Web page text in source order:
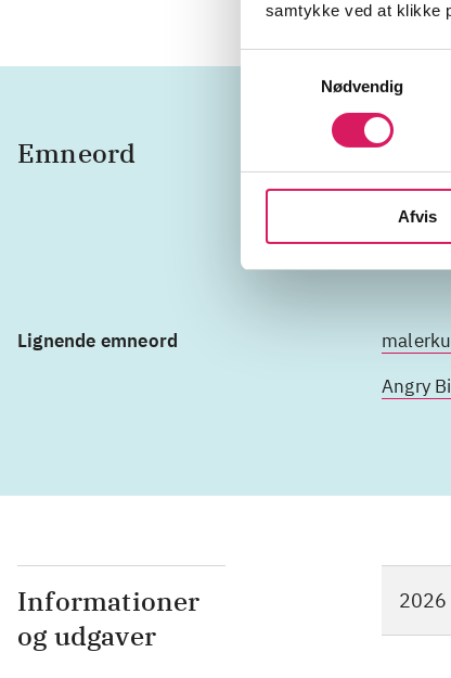
samtykke ved at klikke
Nødvendig
Afvis
Emneord fugle
Lignende emneord
Angry
Informationer
og udgaver
2026